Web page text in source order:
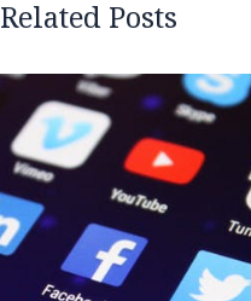
Related Posts